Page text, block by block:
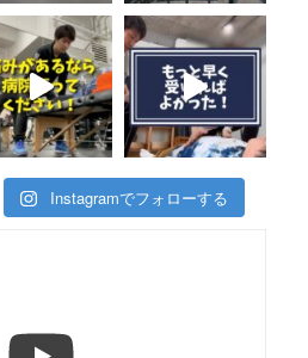
Instagramでフォローする